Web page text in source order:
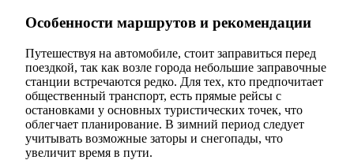
Особенности маршрутов и рекомендации
Путешествуя на автомобиле, стоит заправиться перед
поездкой, так как возле города небольшие заправочные
станции встречаются редко. Для тех, кто предпочитает
общественный транспорт, есть прямые рейсы с
остановками у основных туристических точек, что
облегчает планирование. В зимний период следует
учитывать возможные заторы и снегопады, что
увеличит время в пути.